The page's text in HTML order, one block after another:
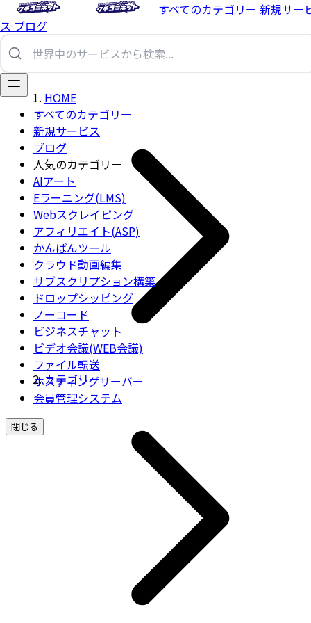
すべてのカテゴリー 新規サー
ス ブログ
すべてのカテゴリー
新規サービス
ブログ
人気のカテゴリー
AIアート
Eラーニング(LMS)
Webスクレイピング
アフィリエイト(ASP)
かんばんツール
クラウド動画編集
サブスクリプション構築
ドロップシッピング
ノーコード
ビジネスチャット
ビデオ会議(WEB会議)
ファイル転送
ホスティングサーバー
会員管理システム
閉じる
HOME
カテゴリー